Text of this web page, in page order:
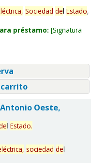
Sociedad del Estado,
préstamo: Signatura
Oeste,
l Estado.
sociedad del